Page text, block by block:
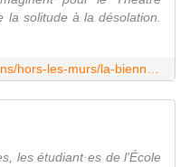
la solitude à la désolation.
les étudiant·es de l'École